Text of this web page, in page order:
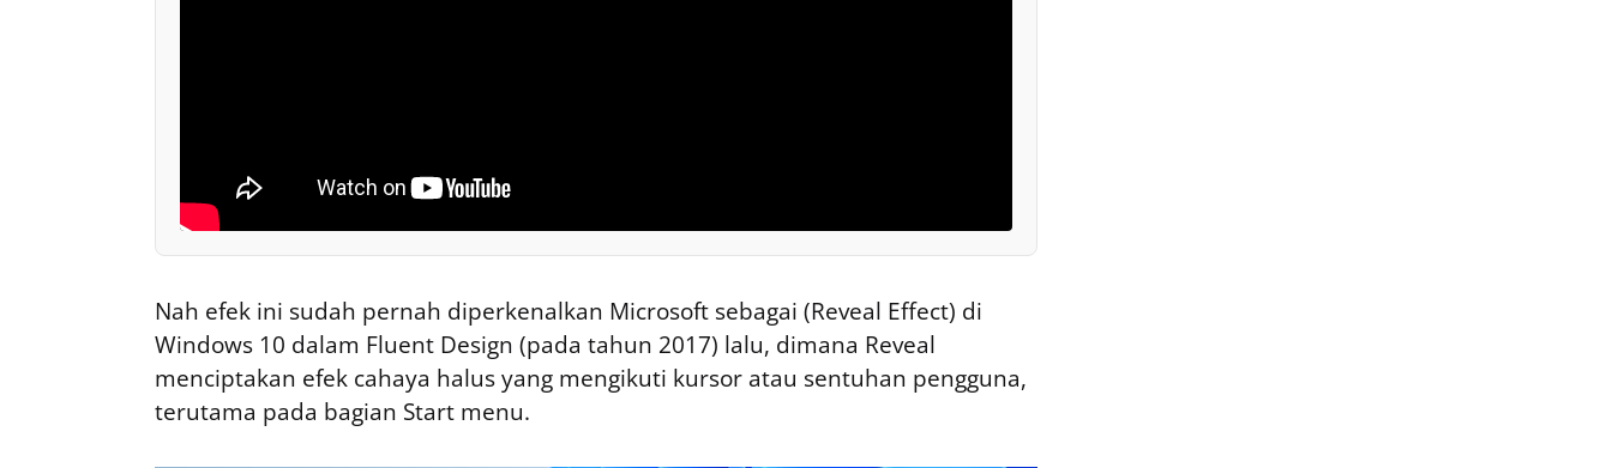
Nah efek ini sudah pernah diperkenalkan Microsoft sebagai (Reveal Effect) di
Windows 10 dalam Fluent Design (pada tahun 2017) lalu, dimana Reveal
menciptakan efek cahaya halus yang mengikuti kursor atau sentuhan pengguna,
terutama pada bagian Start menu.